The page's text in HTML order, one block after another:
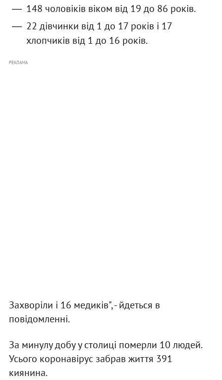
148 чоловіків віком від 19 до 86 рокiв.
22 дівчинки від 1 до 17 років і 17
хлопчиків від 1 до 16 років.
РЕКЛАМА
Захворіли і 16 медиків", - йдеться в
повідомленні.
За минулу добу у столиці померли 10 людей.
Усього коронавірус забрав життя 391
киянина.